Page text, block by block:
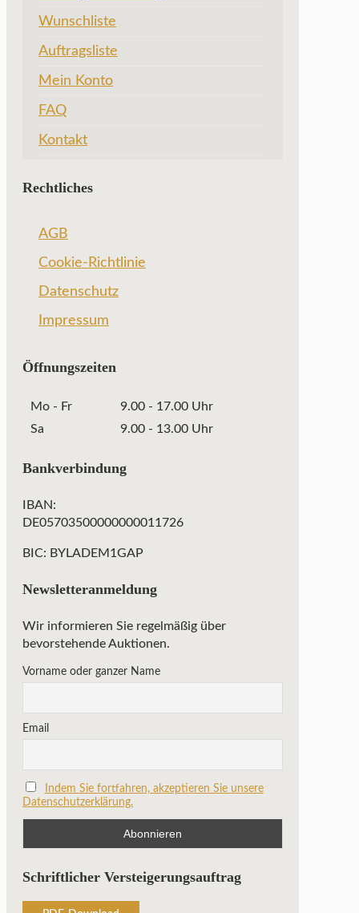
Wunschliste
Auftragsliste
Mein Konto
FAQ
Kontakt
Rechtliches
AGB
Cookie-Richtlinie
Datenschutz
Impressum
Öffnungszeiten
Mo - Fr
9.00 - 17.00 Uhr
Sa
9.00 - 13.00 Uhr
Bankverbindung
IBAN:
DE05703500000000011726
BIC: BYLADEM1GAP
Newsletteranmeldung
Wir informieren Sie regelmäßig über
bevorstehende Auktionen.
Vorname oder ganzer Name
Email
Indem Sie fortfahren, akzeptieren Sie unsere
Datenschutzerklärung.
Schriftlicher Versteigerungsauftrag